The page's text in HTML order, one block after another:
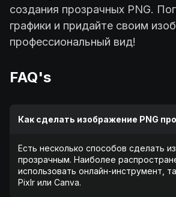
создания прозрачных PNG.
графики и придайте своим
профессиональный вид!
FAQ's
Как сделать изображение PNG
Есть несколько способов сделать
прозрачным. Наиболее
использовать онлайн-инструмент,
Pixlr или Canva.